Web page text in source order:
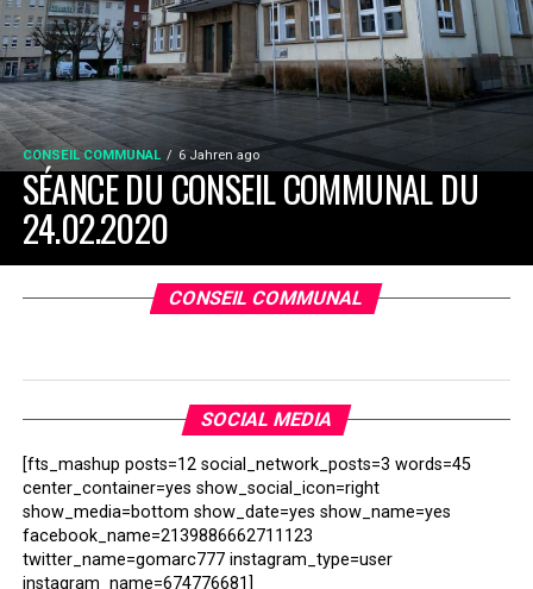
CONSEIL COMMUNAL 6 Jahren ago
​​​​​​​​​​​​​​​​​​​​​​​​SÉANCE DU CONSEIL C​​OMMU​​NA​​L DU
24.02.2020
CONSEIL COMMUNAL
SOCIAL MEDIA
[fts_mashup posts=12 social_network_posts=3 words=45
center_container=yes show_social_icon=right
show_media=bottom show_date=yes show_name=yes
facebook_name=2139886662711123
twitter_name=gomarc777 instagram_type=user
instagram_name=674776681]